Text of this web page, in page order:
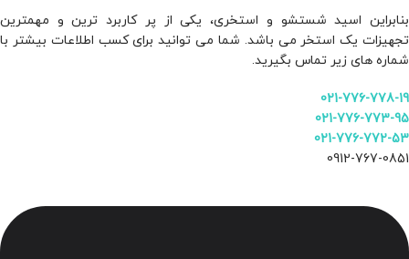
بنابراین اسید شستشو و استخری، یکی از پر کاربرد ترین و مهمترین
تجهیزات یک استخر می باشد. شما می توانید برای کسب اطلاعات بیشتر با
شماره های زیر تماس بگیرید.
021-776-778-19
021-776-773-95
021-776-772-53
0912-767-0851